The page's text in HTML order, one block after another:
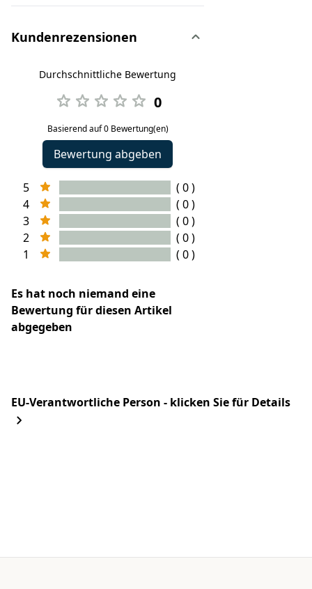
Kundenrezensionen
Durchschnittliche Bewertung
0
Basierend auf 0 Bewertung(en)
Bewertung abgeben
5
( 0 )
4
( 0 )
3
( 0 )
2
( 0 )
1
( 0 )
Es hat noch niemand eine
Bewertung für diesen Artikel
abgegeben
EU-Verantwortliche Person - klicken Sie für Details